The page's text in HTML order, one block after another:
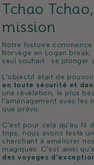
Tchao
mission
Notre histoire
Norvège en Logan
seul souhait : se plonger
L'objectif était de pouvoir
en toute sécurité et
une révélation, le plus
l'aménagement avec les
que prévu.
C'est pour cela qu'au fil
trips, nous avons testé
cherchant à améliorer
magiques. C'est ainsi
des voyages